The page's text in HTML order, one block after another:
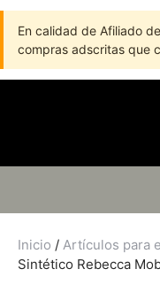
En calidad de Afiliado
compras adscritas que
Inicio / Artículos para
Sintético Rebecca